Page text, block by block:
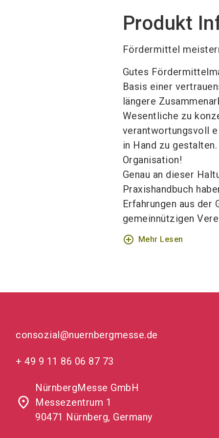
Produkt
Fördermittel
Gutes
Basis einer
längere
Wesentliche zu
verantwortungsvoll
in Hand zu
Organisation!
Genau an dieser
Praxishandbuch
Erfahrungen aus
gemeinnützigen
add_circle_outline Mehr Lesen
consozial@nuernbergmesse.de
+ 49 9 11 86 06 87 73
place
NürnbergMesse GmbH
Messezentrum 1
90471 Nürnberg, Germany